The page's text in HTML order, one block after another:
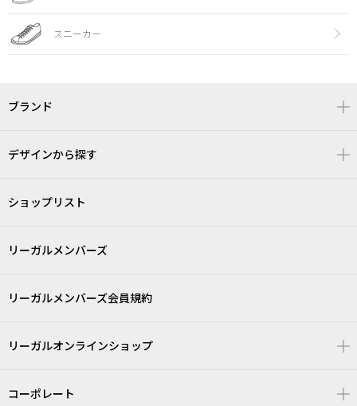
スニーカー
ブランド
デザインから探す
ショップリスト
リーガルメンバーズ
リーガルメンバーズ会員規約
リーガルオンラインショップ
コーポレート